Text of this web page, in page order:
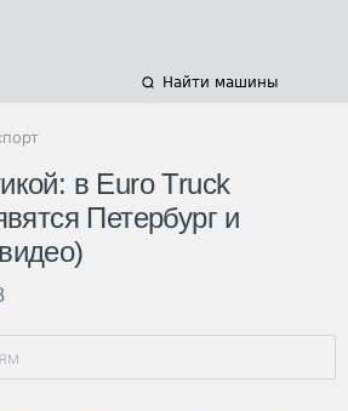
Найти машины
в Euro Truck
Петербург и